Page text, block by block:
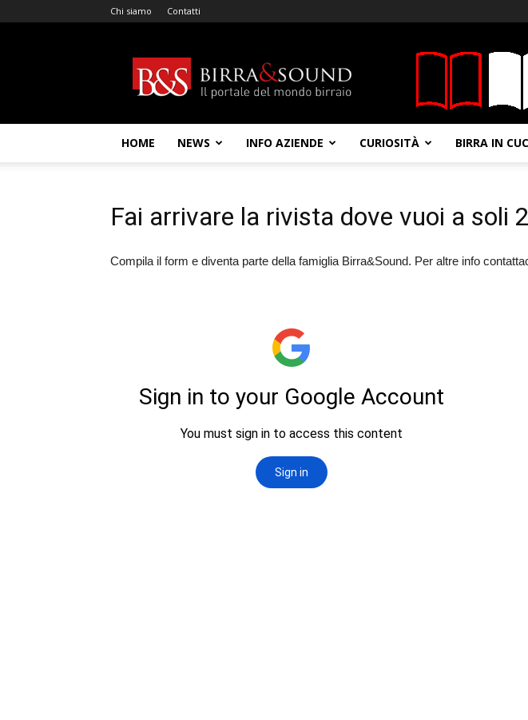
Chi siamo Contatti
&
Sound
HOME NEWS INFO AZIENDE CURIOSITÀ BIRRA IN
Fai arrivare la rivista dove vuoi a soli
Compila il form e diventa parte della famiglia Birra&Sound. Per altre info